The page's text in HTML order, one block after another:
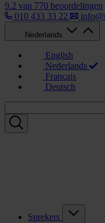
9.2 van 770 beoordelingen
010 433 33 22
Nederlands
English
Nederlands
Français
Deutsch
Sprekers